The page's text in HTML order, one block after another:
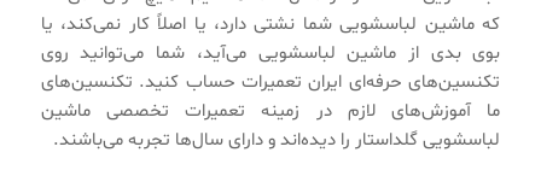
که ماشین لباسشویی شما نشتی دارد، یا اصلاً کار نمی‌کند، یا
بوی بدی از ماشین لباسشویی می‌آید، شما می‌توانید روی
تکنسین‌های حرفه‌ای ایران تعمیرات حساب کنید. تکنسین‌های
ما آموزش‌های لازم در زمینه تعمیرات تخصصی ماشین
لباسشویی گلداستار را دیده‌اند و دارای سال‌ها تجربه می‌باشند.